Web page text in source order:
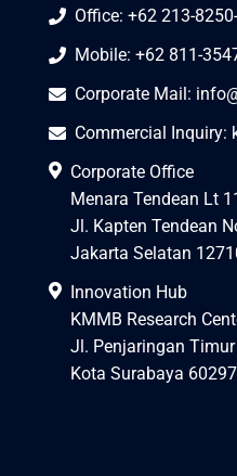
Office: +62 213-
Mobile: +62 811-
Corporate Mail:
Commercial Inquiry:
Corporate Office
Menara Tendean Lt
Jl. Kapten Tendean
Jakarta Selatan
Innovation Hub
KMMB Research
Jl. Penjaringan Timur
Kota Surabaya 60297